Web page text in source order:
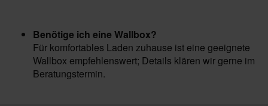
Benötige ich eine Wallbox?
Für komfortables Laden zuhause ist eine geeignete
Wallbox empfehlenswert; Details klären wir gerne im
Beratungstermin.